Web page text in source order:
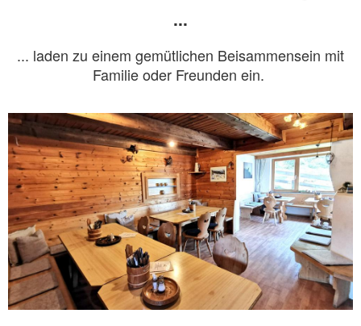
...
... laden zu einem gemütlichen Beisammensein mit
Familie oder Freunden ein.